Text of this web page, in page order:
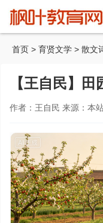
首页 > 育贤文学 > 散文
【王自民】田
作者：王自民 来源：本